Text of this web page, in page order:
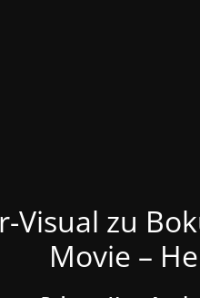
Visual zu
Movie –